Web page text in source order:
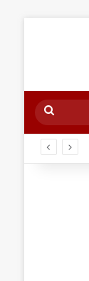
بحث
عن